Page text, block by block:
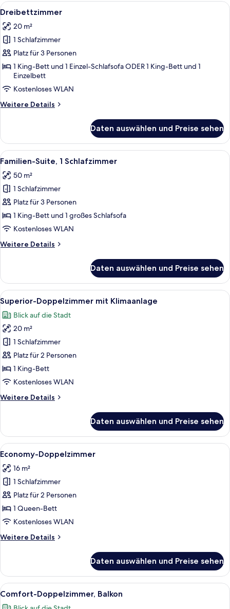
Alle
Fotos
für
Dreibettzimmer
anzeigen
Ein Hotelzimmer mit einem großen
4
Dreibettzimmer
20 m²
1 Schlafzimmer
Platz für 3 Personen
1 King-Bett und 1 Einzel-Schlafsofa ODER 1 King-Bett und 1
Einzelbett
Kostenloses WLAN
Weitere Details
Weitere
Daten auswählen und Preise sehen
Alle
Fotos
für
Familien-
Suite,
1
Schlafzimmer
Ein Zimmer mit rotem Teppich, einer
5
Familien-Suite, 1 Schlafzimmer
50 m²
1 Schlafzimmer
Platz für 3 Personen
1 King-Bett und 1 großes Schlafsofa
Kostenloses WLAN
Weitere Details
Weitere
Suite,
Schlafzimmer
Daten auswählen und Preise sehen
Alle
Fotos
für
Superior-
Doppelzimmer
mit
Klimaanlage
anzeigen
Ein Hotelzimmer mit einem Bett,
6
Superior-Doppelzimmer mit Klimaanlage
Blick auf die Stadt
20 m²
1 Schlafzimmer
Platz für 2 Personen
1 King-Bett
Kostenloses WLAN
Weitere Details
Weitere
Doppelzimmer
mit
Klimaanlage
Daten auswählen und Preise sehen
Alle
Fotos
für
Economy-
Doppelzimmer
anzeigen
Ein Hotelzimmer mit einem großen
5
Economy-Doppelzimmer
16 m²
1 Schlafzimmer
Platz für 2 Personen
1 Queen-Bett
Kostenloses WLAN
Weitere Details
Weitere
Doppelzimmer
Daten auswählen und Preise sehen
Alle
Fotos
Ein Hotelzimmer mit einem großen
7
Comfort-Doppelzimmer, Balkon